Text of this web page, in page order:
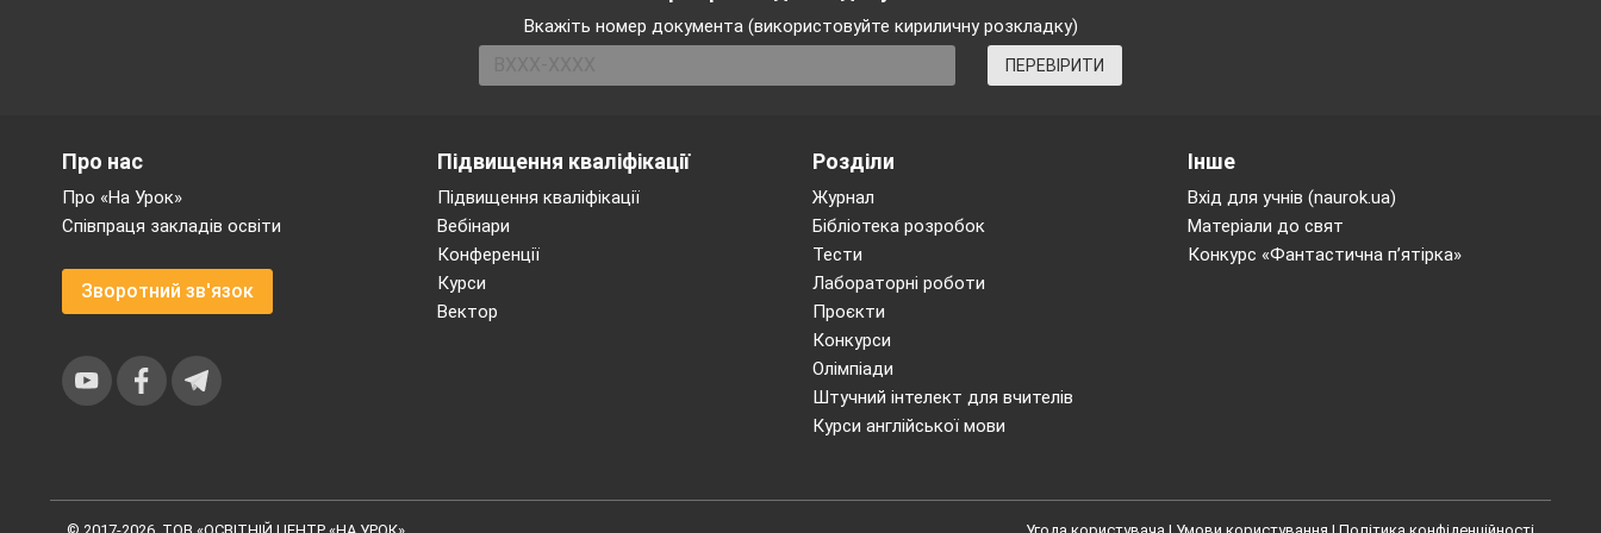
Вкажіть номер документа (використовуйте кириличну розкладку)
ПЕРЕВІРИТИ
Підвищення кваліфікації
Підвищення кваліфікації
Вебінари
Конференції
Курси
Вектор
Розділи
Журнал
Бібліотека розробок
Тести
Лабораторні роботи
Проєкти
Конкурси
Олімпіади
Штучний інтелект для вчителів
Курси англійської мови
Про нас
Про «На Урок»
Співпраця закладів освіти
Зворотний зв'язок
Інше
Вхід для учнів (naurok.ua)
Матеріали до свят
Конкурс «Фантастична п’ятірка»